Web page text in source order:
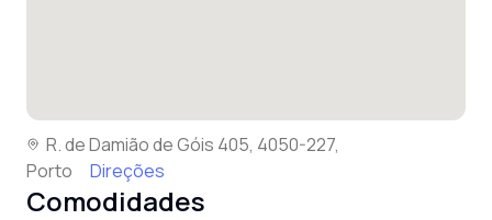
R. de Damião de Góis 405, 4050-227,
Porto
Direções
Comodidades